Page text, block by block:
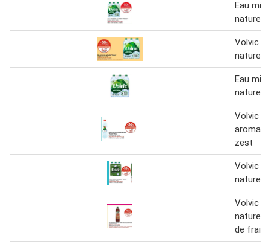
Eau
Volvic
naturelle
Eau
Volvic
zest
Volvic
naturelle
Volvic
de fraise